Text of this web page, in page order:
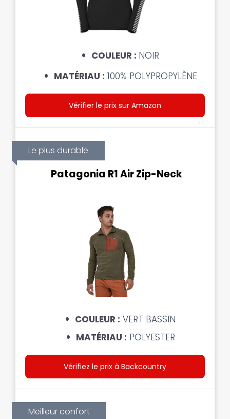
COULEUR : NOIR
MATÉRIAU : 100% POLYPROPYLÈNE
Vérifier le prix sur Amazon
Le plus durable
Patagonia R1 Air Zip-Neck
COULEUR : VERT BASSIN
MATÉRIAU : POLYESTER
Vérifiez le prix à Backcountry
Meilleur confort